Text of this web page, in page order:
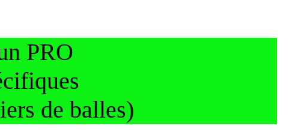
PRO
de balles)